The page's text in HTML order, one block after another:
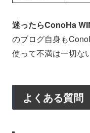
迷ったらConoHa
のブログ自身も
使って不満は一切ない
よくある質問